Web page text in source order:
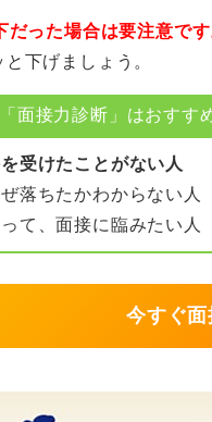
だった場合は要注意で
下げましょう。
面接力診断」はおすす
を受けたことがない人
ぜ落ちたかわからない人
って、面接に臨みたい人
今すぐ